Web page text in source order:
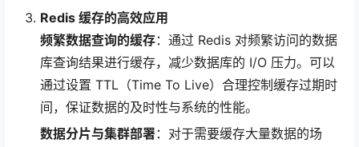
Redis 缓存的高效应用
频繁数据查询的缓存：通过 Redis 对频繁访问的数据
库查询结果进行缓存，减少数据库的 I/O 压力。可以
通过设置 TTL（Time To Live）合理控制缓存过期时
间，保证数据的及时性与系统的性能。
数据分片与集群部署：对于需要缓存大量数据的场